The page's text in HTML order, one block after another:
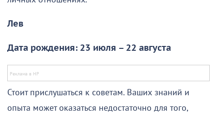
Лев
Дата рождения: 23 июля – 22 августа
Стоит прислушаться к советам. Ваших знаний и
опыта может оказаться недостаточно для того,